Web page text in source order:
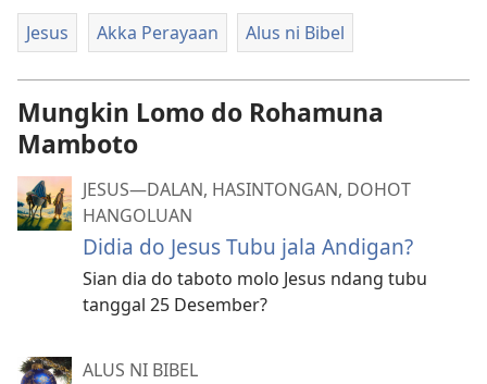
Jesus Akka Perayaan Alus ni Bibel
Mungkin Lomo do Rohamuna
Mamboto
JESUS​—⁠DALAN, HASINTONGAN, DOHOT
HANGOLUAN
Didia do Jesus Tubu jala Andigan?
Sian dia do taboto molo Jesus ndang tubu
tanggal 25 Desember?
ALUS NI BIBEL